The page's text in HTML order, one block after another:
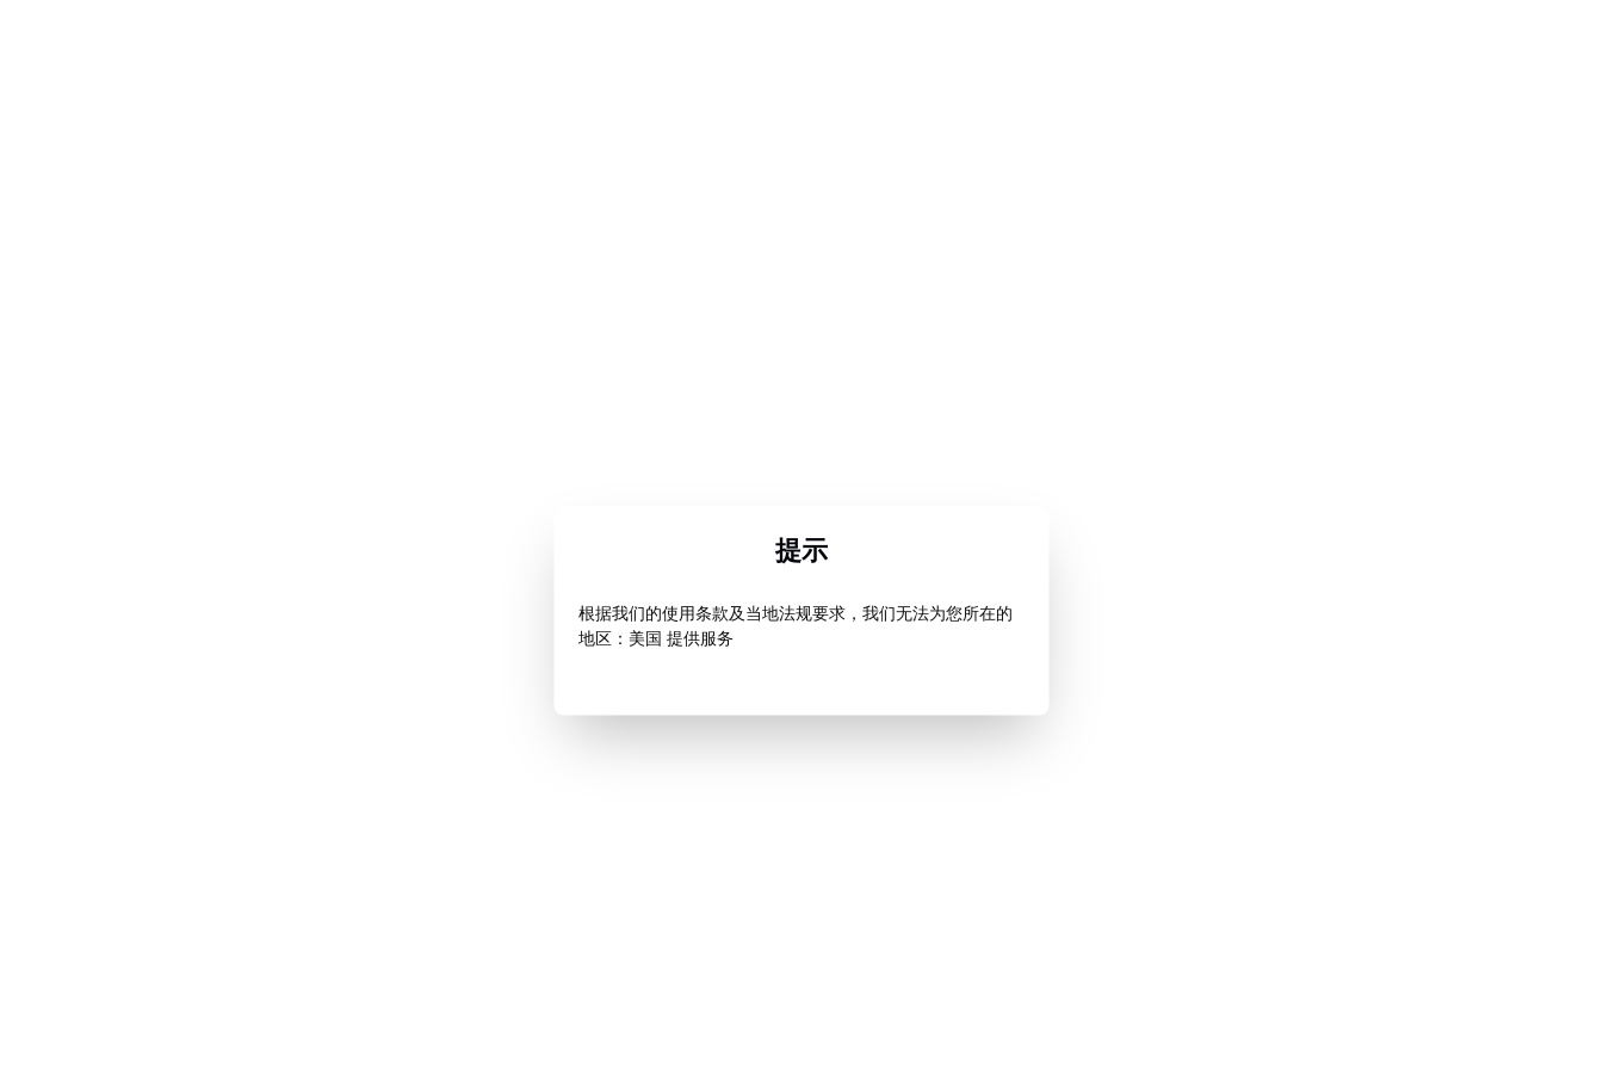
提示
根据我们的使用条款及当地法规要求，我们无法为您所在的
地区：美国 提供服务